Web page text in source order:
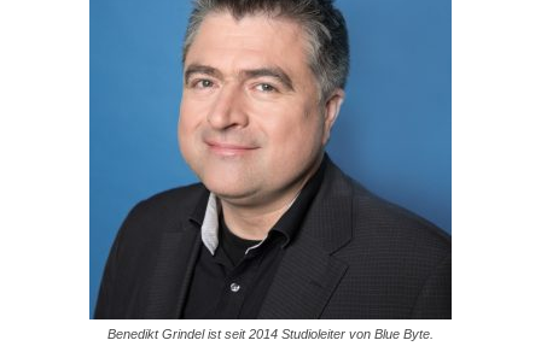
Benedikt Grindel ist seit 2014 Studioleiter von Blue Byte.